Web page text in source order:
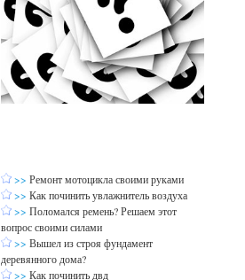
>> Ремонт мотоцикла своими руками
>> Как починить увлажнитель воздуха
>> Поломался ремень? Решаем этот
вопрос своими силами
>> Вышел из строя фундамент
деревянного дома?
>> Как починить двд